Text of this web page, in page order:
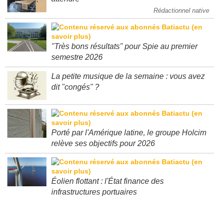
Rédactionnel native
"Très bons résultats" pour Spie au premier
La petite musique de la semaine : vous avez
Porté par l'Amérique latine, le groupe Holcim
Éolien flottant : l'État finance des